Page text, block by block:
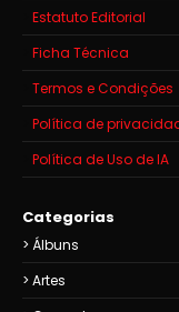
Estatuto Editorial
Ficha Técnica
Termos e Condições
Política de
Política de Uso de IA
Categorias
Álbuns
Artes